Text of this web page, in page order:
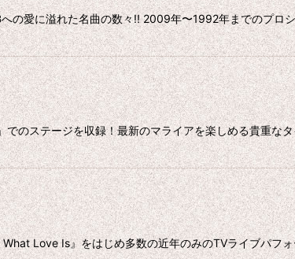
の愛に溢れた名曲の数々!! 2009年〜1992年までのプロ
のステージを収録！最新のマライアを楽しめる貴重
Love Is』をはじめ多数の近年のみのTVライブパフ